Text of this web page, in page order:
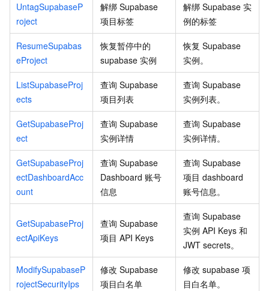
UntagSupabaseP
roject
解绑 Supabase
项目标签
解绑 Supabase 实
例的标签
ResumeSupabas
eProject
恢复暂停中的
supabase 实例
恢复 Supabase
实例。
ListSupabaseProj
ects
查询 Supabase
项目列表
查询 Supabase
实例列表。
GetSupabaseProj
ect
查询 Supabase
实例详情
查询 Supabase
实例详情。
GetSupabaseProj
ectDashboardAcc
ount
查询 Supabase
Dashboard 账号
信息
查询 Supabase
项目 dashboard
账号信息。
GetSupabaseProj
ectApiKeys
查询 Supabase
项目 API Keys
查询 Supabase
实例 API Keys 和
JWT secrets。
ModifySupabaseP
rojectSecurityIps
修改 Supabase
项目白名单
修改 supabase 项
目白名单。